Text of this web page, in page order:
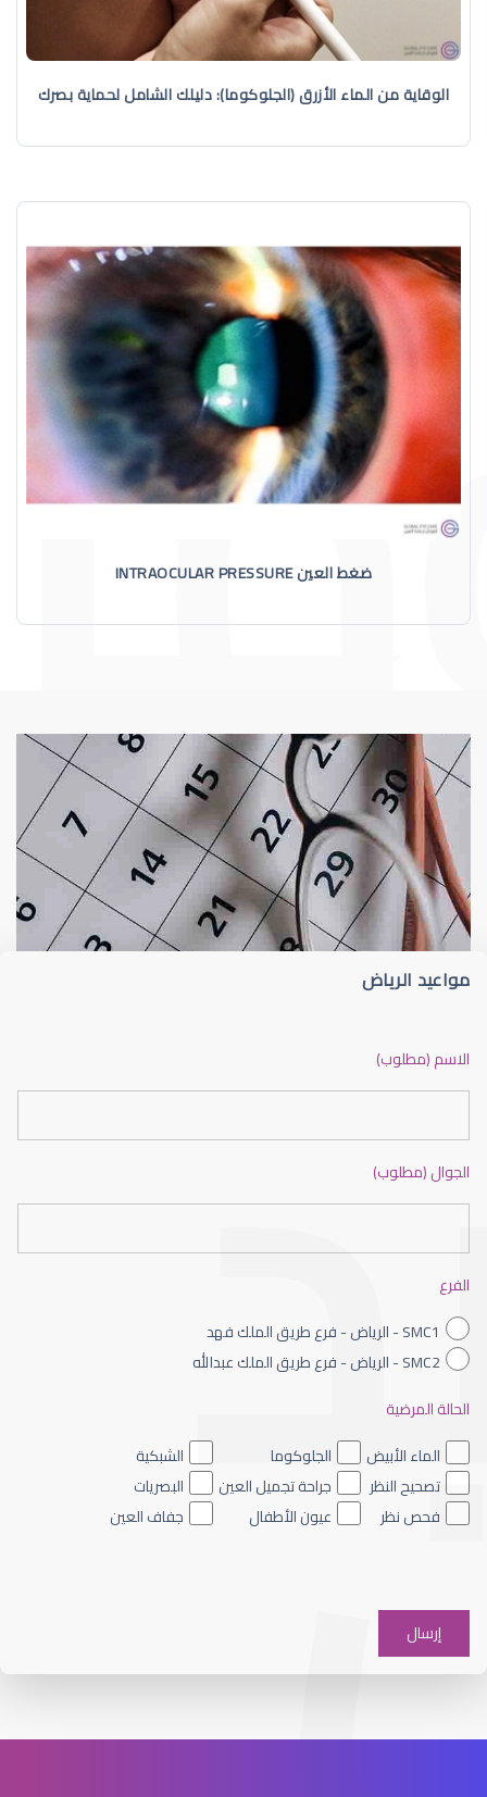
الوقاية من الماء الأزرق (الجلوكوما): دليلك الشامل لحماية بصرك
ضغط العين INTRAOCULAR PRESSURE
أسباب الماء الماء الأزرق
الماء الأزرق داخل العين
مواعيد الرياض
الاسم (مطلوب)
الجوال (مطلوب)
الفرع
SMC1 - الرياض - فرع طريق الملك فهد
SMC2 - الرياض - فرع طريق الملك عبدالله
الحالة المرضية
الماء الأبيض
الجلوكوما
الشبكية
تصحيح النظر
جراحة تجميل العين
البصريات
فحص نظر
عيون الأطفال جفاف العين